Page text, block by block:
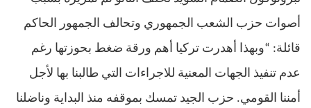
أصوات حزب الشعب الجمهوري وتحالف الجمهور الحاكم
قائلة: “وبهذا أهدرت تركيا أهم ورقة ضغط بحوزتها رغم
عدم تنفيذ الجهات المعنية للاجراءات التي طالبنا بها لأجل
أمننا القومي. حزب الجيد تمسك بموقفه منذ البداية وناضلنا